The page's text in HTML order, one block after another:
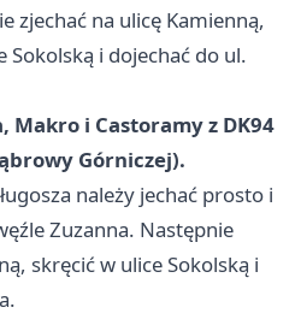
zjechać na ulicę Kamienną,
Sokolską i dojechać do ul.
Makro i Castoramy z DK94
Górniczej).
należy jechać prosto i
Zuzanna. Następnie
skręcić w ulice Sokolską i